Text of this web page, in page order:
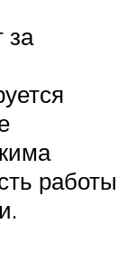
за
работы